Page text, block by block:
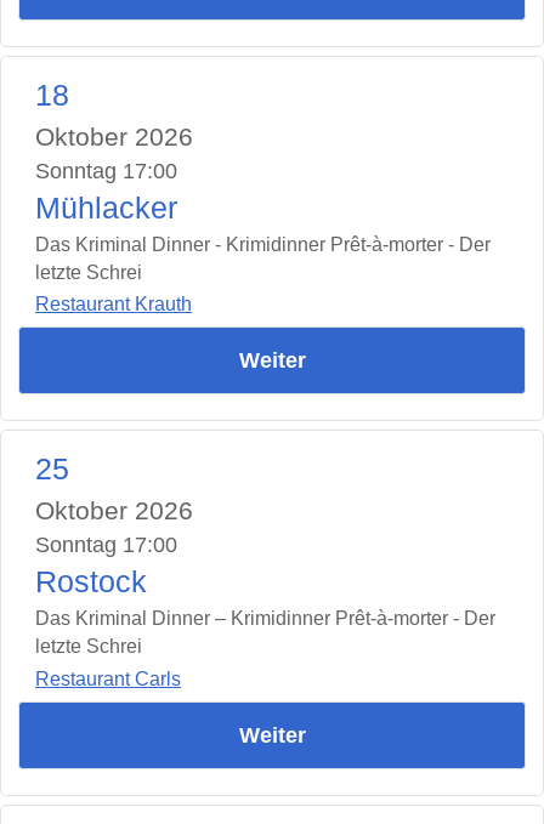
18
Oktober 2026
Sonntag 17:00
Mühlacker
Das Kriminal Dinner - Krimidinner Prêt-à-morter - Der
letzte Schrei
Restaurant Krauth
Weiter
25
Oktober 2026
Sonntag 17:00
Rostock
Das Kriminal Dinner – Krimidinner Prêt-à-morter - Der
letzte Schrei
Restaurant Carls
Weiter